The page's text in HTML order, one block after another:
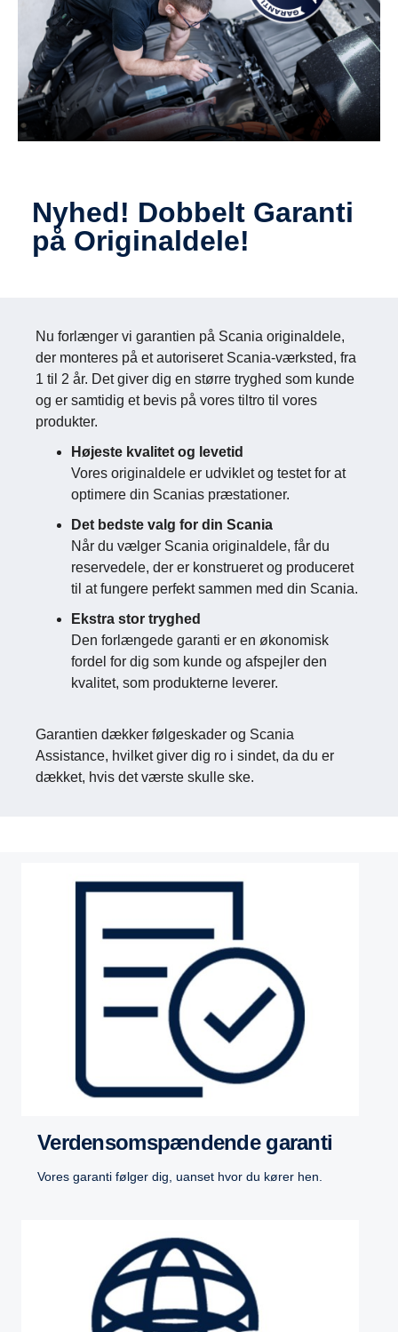
Nyhed! Dobbelt Garanti
på Originaldele!
Nu forlænger vi garantien på Scania originaldele,
der monteres på et autoriseret Scania-værksted, fra
1 til 2 år. Det giver dig en større tryghed som kunde
og er samtidig et bevis på vores tiltro til vores
produkter.
Højeste kvalitet og levetid
Vores originaldele er udviklet og testet for at
optimere din Scanias præstationer.
Det bedste valg for din Scania
Når du vælger Scania originaldele, får du
reservedele, der er konstrueret og produceret
til at fungere perfekt sammen med din Scania.
Ekstra stor tryghed
Den forlængede garanti er en økonomisk
fordel for dig som kunde og afspejler den
kvalitet, som produkterne leverer.
Garantien dækker følgeskader og Scania
Assistance, hvilket giver dig ro i sindet, da du er
dækket, hvis det værste skulle ske.
Verdensomspændende garanti
Vores garanti følger dig, uanset hvor du kører hen.